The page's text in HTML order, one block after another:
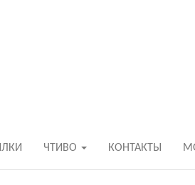
ЧТИВО КОНТАКТЫ